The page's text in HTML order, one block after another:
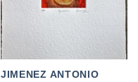
JIMENEZ ANTONIO